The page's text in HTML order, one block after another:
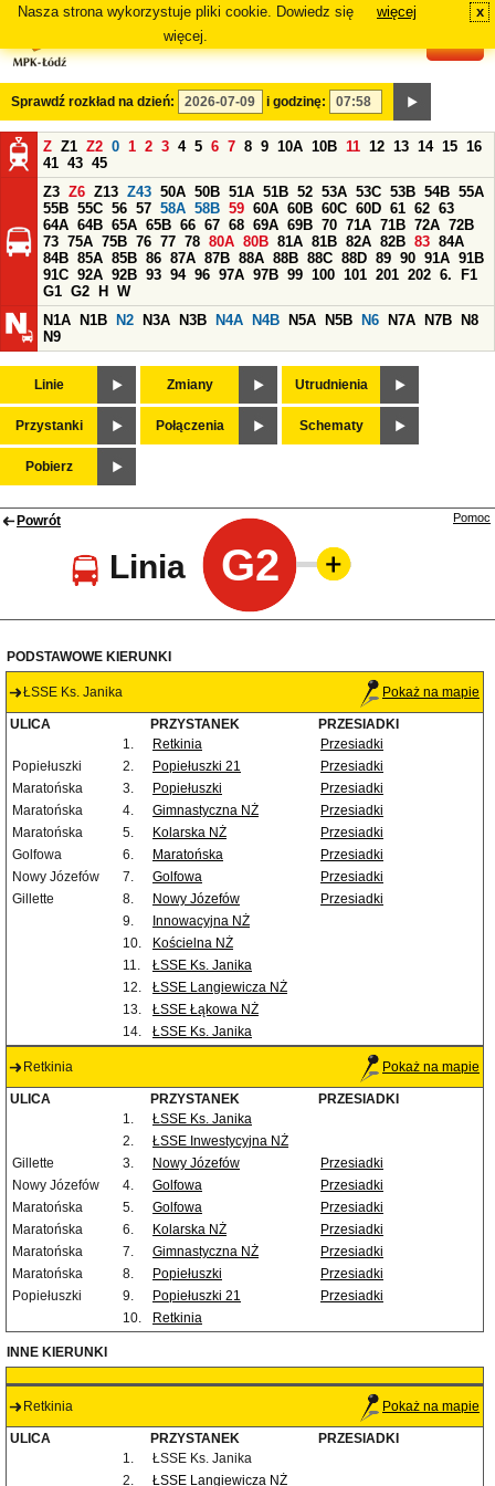
Nasza strona wykorzystuje pliki cookie. Dowiedz się
więcej.
więcej x
Sprawdź rozkład na dzień: i godzinę:
Z Z1 Z2 0 1 2 3 4 5 6 7 8 9 10A 10B 11 12 13 14 15 16
41 43 45
Z3 Z6 Z13 Z43 50A 50B 51A 51B 52 53A 53C 53B 54B 55A
55B 55C 56 57 58A 58B 59 60A 60B 60C 60D 61 62 63
64A 64B 65A 65B 66 67 68 69A 69B 70 71A 71B 72A 72B
73 75A 75B 76 77 78 80A 80B 81A 81B 82A 82B 83 84A
84B 85A 85B 86 87A 87B 88A 88B 88C 88D 89 90 91A 91B
91C 92A 92B 93 94 96 97A 97B 99 100 101 201 202 6.
F1
G1 G2 H
W
N1A
N1B N2 N3A N3B N4A N4B N5A N5B N6 N7A N7B
N8
N9
Linie Zmiany Utrudnienia
Przystanki Połączenia Schematy
Pobierz
Powrót
Linia G2
Pomoc
PODSTAWOWE KIERUNKI
ŁSSE Ks. Janika Pokaż na mapie
ULICA PRZYSTANEK
PRZESIADKI
1.
Retkinia
Przesiadki
Popiełuszki
2. Popiełuszki 21
Przesiadki
Maratońska
3. Popiełuszki
Przesiadki
Maratońska
4. Gimnastyczna NŻ
Przesiadki
Maratońska
5. Kolarska NŻ
Przesiadki
Golfowa
6. Maratońska
Przesiadki
Nowy Józefów
7. Golfowa
Przesiadki
Gillette
8. Nowy Józefów
Przesiadki
9.
Innowacyjna NŻ
10.
Kościelna NŻ
11.
ŁSSE Ks. Janika
12.
ŁSSE Langiewicza NŻ
13.
ŁSSE Łąkowa NŻ
14.
ŁSSE Ks. Janika
Retkinia Pokaż na mapie
ULICA PRZYSTANEK
PRZESIADKI
1.
ŁSSE Ks. Janika
2.
ŁSSE Inwestycyjna NŻ
Gillette
3. Nowy Józefów
Przesiadki
Nowy Józefów
4. Golfowa
Przesiadki
Maratońska
5. Golfowa
Przesiadki
Maratońska
6. Kolarska NŻ
Przesiadki
Maratońska
7. Gimnastyczna NŻ
Przesiadki
Maratońska
8. Popiełuszki
Przesiadki
Popiełuszki
9. Popiełuszki 21
Przesiadki
10.
Retkinia
INNE KIERUNKI
Retkinia Pokaż na mapie
ULICA PRZYSTANEK
PRZESIADKI
1.
ŁSSE Ks. Janika
2.
ŁSSE Langiewicza NŻ